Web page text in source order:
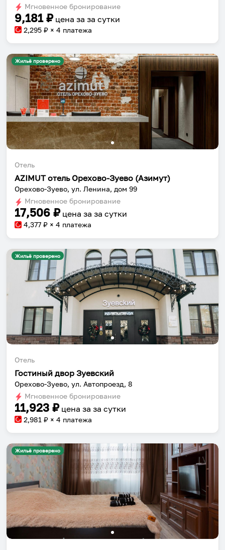
changing
dates.
changing
dates.
Мгновенное бронирование
9,181₽ цена за за сутки
2,295 ₽ × 4 платежа
Жильё проверено
Отель
AZIMUT отель Орехово-Зуево (Азимут)
Орехово-Зуево, ул. Ленина, дом 99
Мгновенное бронирование
17,506 ₽ цена за за сутки
4,377 ₽ × 4 платежа
Жильё проверено
Отель
Гостиный двор Зуевский
Орехово-Зуево, ул. Автопроезд, 8
Мгновенное бронирование
11,923 ₽ цена за за сутки
2,981 ₽ × 4 платежа
Жильё проверено